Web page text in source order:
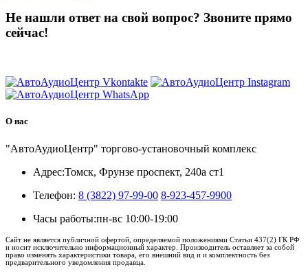
Не нашли ответ на свой вопрос? Звоните прямо
сейчас!
О нас
"АвтоАудиоЦентр" торгово-установочный комплекс
Адрес:Томск, Фрунзе проспект, 240а ст1
Телефон: 8 (3822) 97-99-00 8-923-457-9900
Часы работы:пн-вс 10:00-19:00
Сайт не является публичной офертой, определяемой положениями Статьи 437(2) ГК РФ
и носит исключительно информационный характер. Производитель оставляет за собой
право изменять характеристики товара, его внешний вид и и комплектность без
предварительного уведомления продавца.